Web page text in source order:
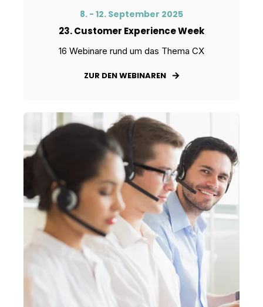
8. - 12. September 2025
23. Customer Experience Week
16 Webinare rund um das Thema CX
ZUR DEN WEBINAREN